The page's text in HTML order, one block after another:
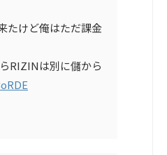
たけど俺はただ課金
RIZINは別に儲から